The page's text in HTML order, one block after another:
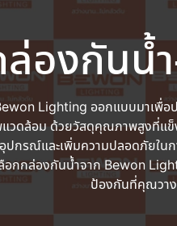
องกันน้
Lighting ออกแบบมาเพื่
แวดล้อม ด้วยวัสดุคุณภาพสูงที่แ
ปกรณ์และเพิ่มความปลอดภัยในก
กกล่องกันน้ำจาก Bewon
ป้องกันที่คุณวาง